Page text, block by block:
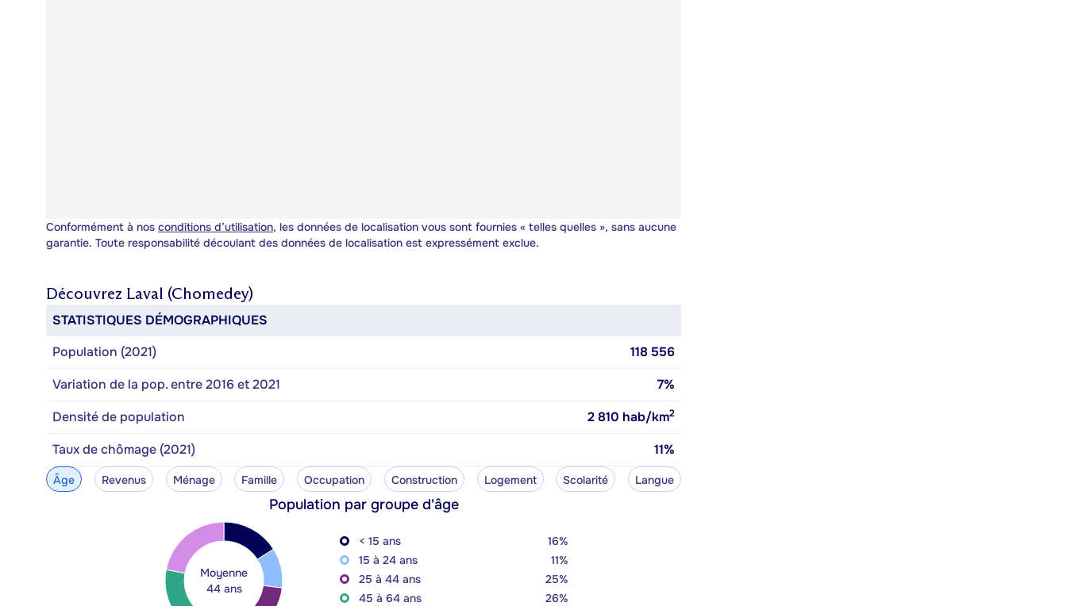
Conformément à nos conditions d’utilisation, les données de localisation vous sont fournies « telles quelles », sans aucune
garantie. Toute responsabilité découlant des données de localisation est expressément exclue.
Découvrez Laval (Chomedey)
STATISTIQUES DÉMOGRAPHIQUES
Population (2021)
118 556
Variation de la pop. entre 2016 et 2021
7%
Densité de population
2 810 hab/km2
Taux de chômage (2021) 11%
Âge Revenus Ménage Famille Occupation Construction Logement Scolarité Langue
Population par groupe d'âge
Moyenne
44 ans
< 15 ans
16%
15 à 24 ans
11%
25 à 44 ans
25%
45 à 64 ans
26%